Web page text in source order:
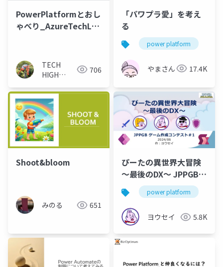
PowerPlatformとおし
ゃべり_AzureTechLab
TECH
HIGH
藤
706
「パワプラ愛」を考え
る
power platform
やまさん 17.4K
Shoot&bloom
みのる 651
ぴーたの異世界大冒険
～最後のDX～ JPPGBゲ
ームコンテスト＃1
power platform
ヨウセイ 5.8K